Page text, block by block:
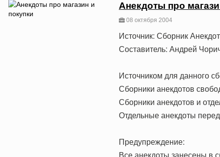
Анекдоты про
08 октября 2004
Источник: Сборник
Составитель: Андрей
Источником для данного
Сборники анекдотов
Сборники анекдотов и
Отдельные анекдоты
Предупреждение: